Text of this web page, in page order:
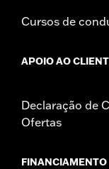
Cursos de
APOIO AO
Declaração de
Ofertas
FINANCIAMENTO